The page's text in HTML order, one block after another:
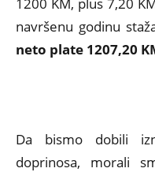
navršenu godinu
neto plate 1207,20
Da bismo dobili
doprinosa, morali